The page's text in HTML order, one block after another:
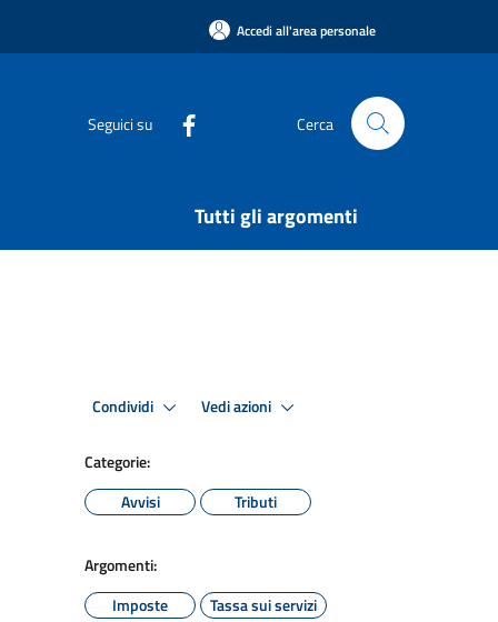
Accedi all'area personale
Seguici su Cerca
Tutti gli argomenti
Condividi Vedi azioni
Categorie:
Avvisi
Tributi
Argomenti:
Imposte
Tassa sui servizi